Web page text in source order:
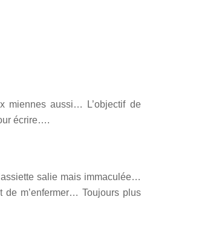
miennes aussi… L’objectif de
écrire….
salie mais immaculée…
de m’enfermer… Toujours plus